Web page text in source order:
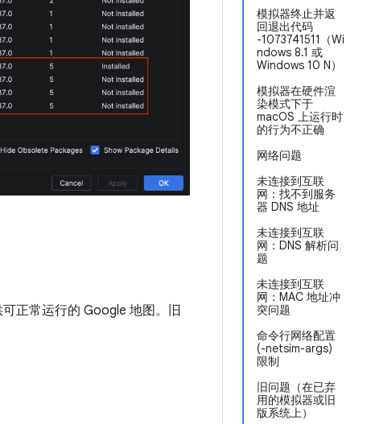
模拟器终止并返
回退出代码
-1073741511（Wi
ndows 8.1 或
Windows 10 N）
模拟器在硬件渲
染模式下于
macOS 上运行时
的行为不正确
网络问题
未连接到互联
网：找不到服务
器 DNS 地址
未连接到互联
网：DNS 解析问
题
未连接到互联
网：MAC 地址冲
突问题
命令行网络配置
(-netsim-args)
限制
旧问题（在已弃
用的模拟器或旧
版系统上）
正常运行的 Google 地图。旧